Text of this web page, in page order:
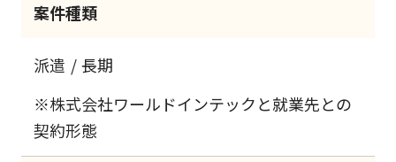
案件種類
派遣
長期
※株式会社ワールドインテックと就業先との
契約形態